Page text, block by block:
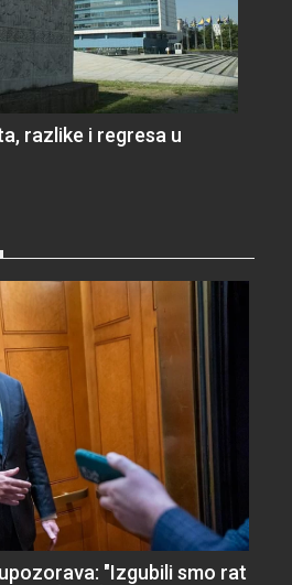
razlike i regresa u
"Izgubili smo rat